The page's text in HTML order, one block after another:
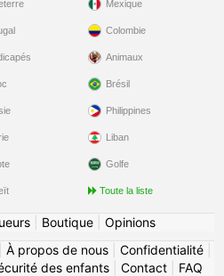
Mexique
Colombie
Animaux
Brésil
Philippines
Liban
Golfe
Toute la liste
| Boutique| Opinions
À propos de nous Confidentialité
des enfants| Contact| FAQ